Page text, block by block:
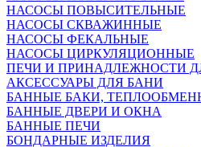
НАСОСЫ ПОВЫСИТЕЛЬНЫЕ
НАСОСЫ СКВАЖИННЫЕ
НАСОСЫ ФЕКАЛЬНЫЕ
НАСОСЫ ЦИРКУЛЯЦИОННЫЕ
ПЕЧИ И ПРИНАДЛЕЖНОСТИ
АКСЕССУАРЫ ДЛЯ БАНИ
БАННЫЕ БАКИ,
БАННЫЕ ДВЕРИ И ОКНА
БАННЫЕ ПЕЧИ
БОНДАРНЫЕ ИЗДЕЛИЯ